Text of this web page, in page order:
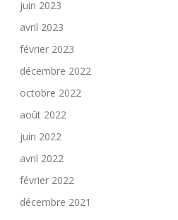
juin 2023
avril 2023
février 2023
décembre 2022
octobre 2022
août 2022
juin 2022
avril 2022
février 2022
décembre 2021